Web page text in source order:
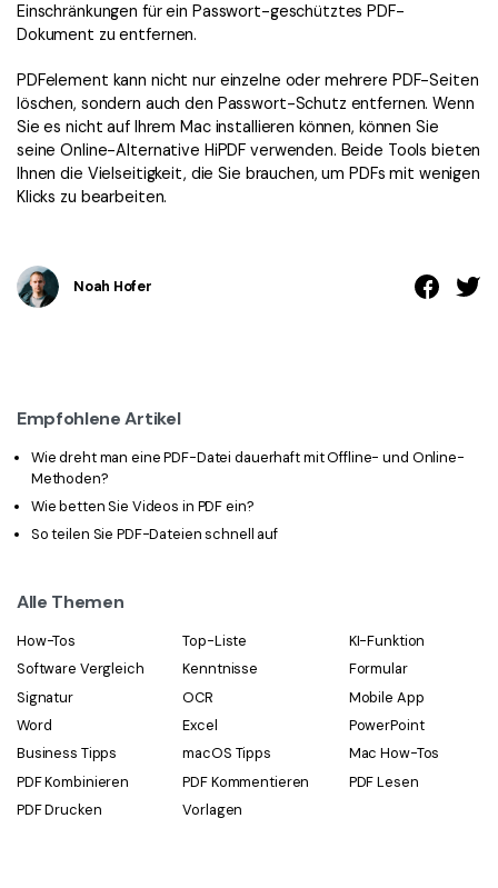
Einschränkungen für ein Passwort-geschütztes PDF-
Dokument zu entfernen.
PDFelement kann nicht nur einzelne oder mehrere PDF-Seiten
löschen, sondern auch den Passwort-Schutz entfernen. Wenn
Sie es nicht auf Ihrem Mac installieren können, können Sie
seine Online-Alternative HiPDF verwenden. Beide Tools bieten
Ihnen die Vielseitigkeit, die Sie brauchen, um PDFs mit wenigen
Klicks zu bearbeiten.
Noah Hofer
Empfohlene Artikel
Wie dreht man eine PDF-Datei dauerhaft mit Offline- und Online-
Methoden?
Wie betten Sie Videos in PDF ein?
So teilen Sie PDF-Dateien schnell auf
Alle Themen
How-Tos Top-Liste
KI-Funktion
Software Vergleich
Kenntnisse
Formular
Signatur
OCR
Mobile App
Word
Excel
PowerPoint
Business Tipps
macOS Tipps
Mac How-Tos
PDF Kombinieren
PDF Kommentieren
PDF Lesen
PDF Drucken
Vorlagen